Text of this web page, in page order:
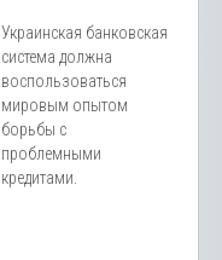
Украинская банковская
система должна
воспользоваться
мировым опытом
борьбы с
проблемными
кредитами.